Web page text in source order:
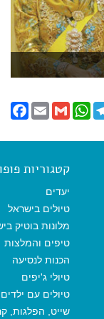
F
a
e
o
o
E
m
i
G
m
i
W
h
t
קטגוריות
יעדים
טיולים בישראל
מלונות בוטיק
טיפים והמלצות
הכנות לנסיעה
טיולי ג'יפים
טיולים עם ילדים
שייט, הפלגות,